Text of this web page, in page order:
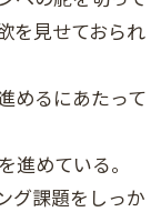
を見せておられ
めるにあたって
進めている。
グ課題をしっか